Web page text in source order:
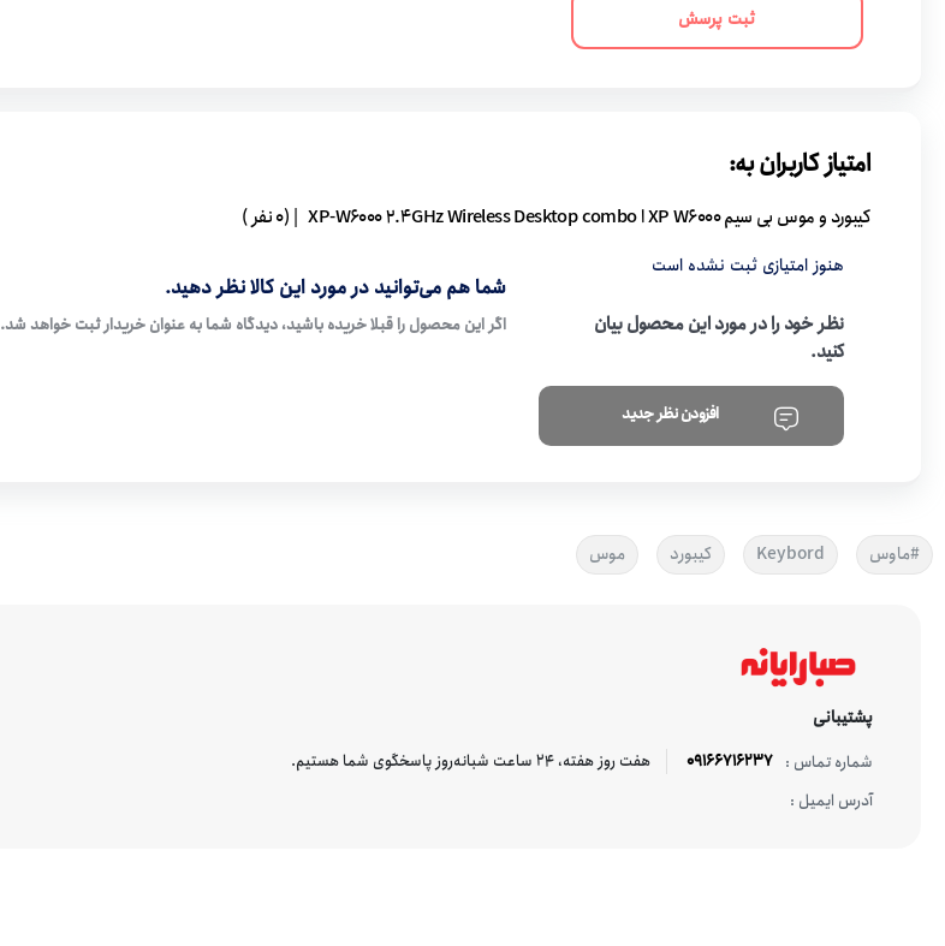
ثبت پرسش
امتیاز کاربران به:
کیبورد و موس بی سیم XP W6000 ا XP-W6000 2.4GHz Wireless Desktop combo | (0 نفر )
هنوز امتیازی ثبت نشده است
نظر خود را در مورد این محصول بیان
کنید.
افزودن نظر جدید
شما هم می‌توانید در مورد این کالا نظر دهید.
اگر این محصول را قبلا خریده باشید، دیدگاه شما به عنوان خریدار ثبت خواهد شد.
#ماوس Keybord کیبورد موس
پشتیبانی
شماره تماس : 09166716237
هفت روز هفته، ۲۴ ساعت شبانه‌روز پاسخگوی شما هستیم.
آدرس ایمیل :